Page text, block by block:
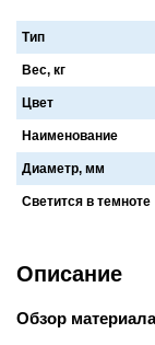
Тип
Вес, кг
Цвет
Наименование
Диаметр, мм
Светится в темноте
Описание
Обзор